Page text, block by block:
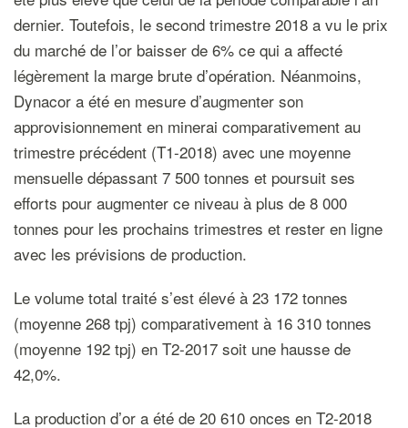
dernier. Toutefois, le second trimestre 2018 a vu le prix
du marché de l’or baisser de 6% ce qui a affecté
légèrement la marge brute d’opération. Néanmoins,
Dynacor a été en mesure d’augmenter son
approvisionnement en minerai comparativement au
trimestre précédent (T1-2018) avec une moyenne
mensuelle dépassant 7 500 tonnes et poursuit ses
efforts pour augmenter ce niveau à plus de 8 000
tonnes pour les prochains trimestres et rester en ligne
avec les prévisions de production.
Le volume total traité s’est élevé à 23 172 tonnes
(moyenne 268 tpj) comparativement à 16 310 tonnes
(moyenne 192 tpj) en T2-2017 soit une hausse de
42,0%.
La production d’or a été de 20 610 onces en T2-2018